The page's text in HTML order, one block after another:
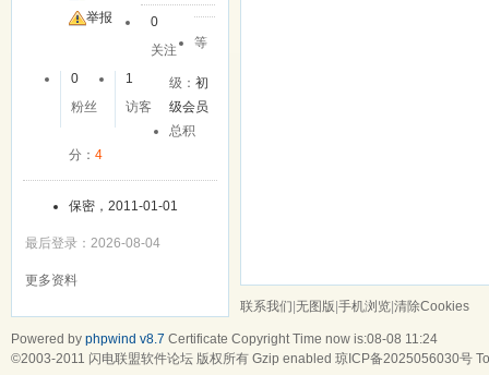
友 举报
0
关注
0
粉丝
1
访客
等
级：初
级会员
总积
分： 4
保密，2011-01-01
最后登录：2026-08-04
更多资料
联系我们|无图版|手机浏览|清除Cookies
Powered by phpwind v8.7 Certificate Copyright Time now is:08-08 11:24
©2003-2011 闪电联盟软件论坛 版权所有 Gzip enabled 琼ICP备2025056030号